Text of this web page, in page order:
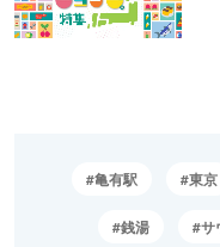
亀有駅 東京
銭湯 サ